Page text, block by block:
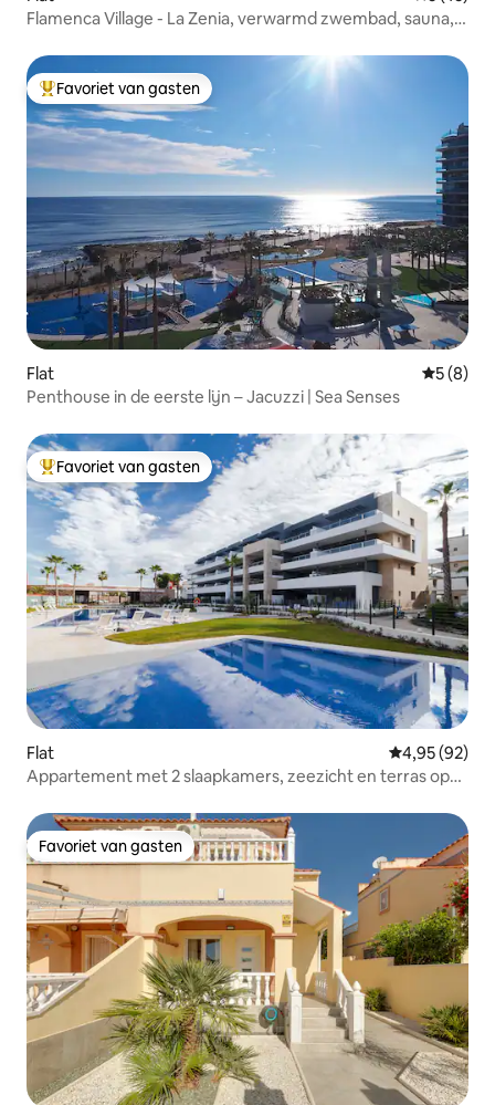
Flamenca Village - La Zenia, verwarmd zwembad, sauna,
Topfavoriet van gasten
Favoriet van gasten
Flat
5 (8)
Penthouse in de eerste lijn – Jacuzzi | Sea Senses
Topfavoriet van gasten
Favoriet van gasten
Flat Gemiddelde
4,95 (92)
Appartement met 2 slaapkamers, zeezicht en terras op
Favoriet van gasten
Favoriet van gasten